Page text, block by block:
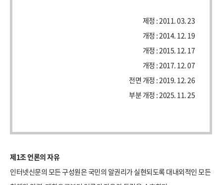
제정 : 2011. 03. 23
개정 : 2014. 12. 19
개정 : 2015. 12. 17
개정 : 2017. 12. 07
전면 개정 : 2019. 12. 26
제1조 언론의 자유
인터넷신문의 모든 구성원은 국민의 알권리가 실현되도록 대내외적인 모든